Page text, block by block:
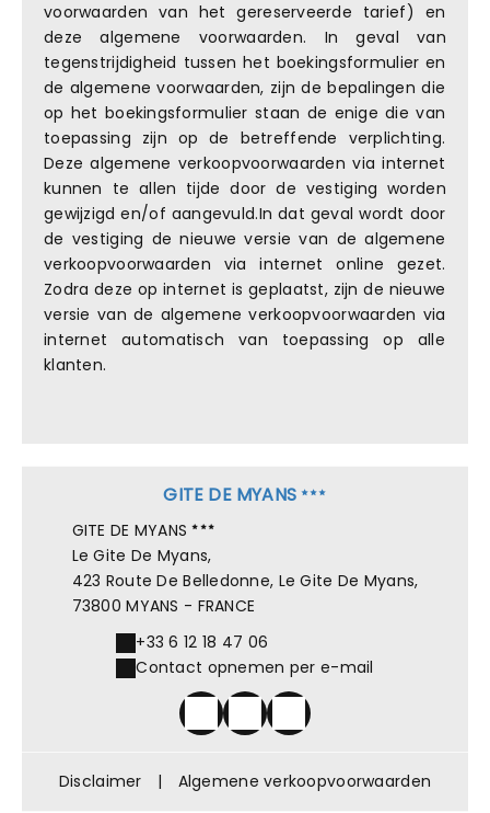
voorwaarden van het gereserveerde tarief) en
deze algemene voorwaarden. In geval van
tegenstrijdigheid tussen het boekingsformulier en
de algemene voorwaarden, zijn de bepalingen die
op het boekingsformulier staan de enige die van
toepassing zijn op de betreffende verplichting.
Deze algemene verkoopvoorwaarden via internet
kunnen te allen tijde door de vestiging worden
gewijzigd en/of aangevuld.In dat geval wordt door
de vestiging de nieuwe versie van de algemene
verkoopvoorwaarden via internet online gezet.
Zodra deze op internet is geplaatst, zijn de nieuwe
versie van de algemene verkoopvoorwaarden via
internet automatisch van toepassing op alle
klanten.
GITE DE MYANS
GITE DE MYANS
Le Gite De Myans,
423 Route De Belledonne, Le Gite De Myans,
73800 MYANS - FRANCE
+33 6 12 18 47 06
Contact opnemen per e-mail
Disclaimer | Algemene verkoopvoorwaarden